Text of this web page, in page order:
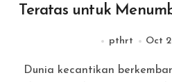
Teratas untuk
pthrt Oct
Dunia kecantikan berkembang pesat. Salon rambut